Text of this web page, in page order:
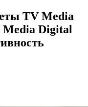
TV Media
Media Digital